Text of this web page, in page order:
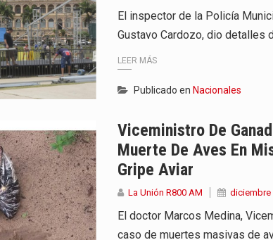
El inspector de la Policía
Gustavo Cardozo, dio detalles
LEER MÁS
Publicado en Nacionales
Viceministro De
Muerte De Aves En
Gripe Aviar
La Unión R800 AM diciembre
El doctor Marcos Medina,
caso de muertes masivas de